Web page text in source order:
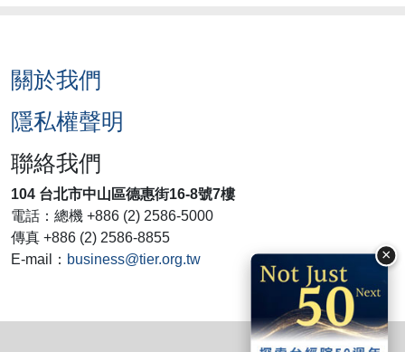
×
關於我們
隱私權聲明
聯絡我們
104 台北市中山區德惠街16-8號7樓
電話：總機 +886 (2) 2586-5000
傳真 +886 (2) 2586-8855
E-mail： business@tier.org.tw